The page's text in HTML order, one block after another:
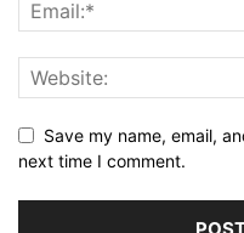
Save my name, email,
next time I comment.